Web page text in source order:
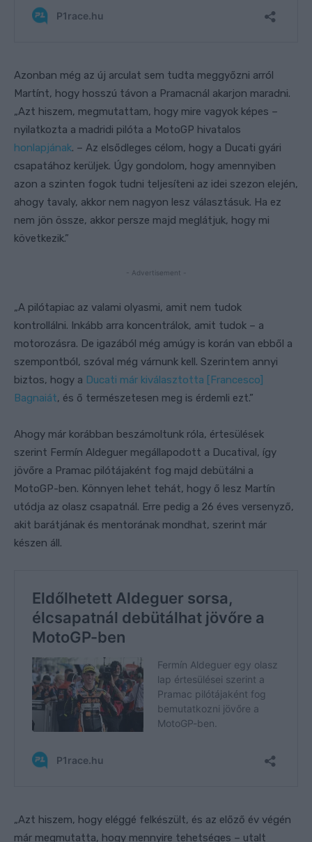
Azonban még az új arculat sem tudta meggyőzni arról
Martínt, hogy hosszú távon a Pramacnál akarjon maradni.
„Azt hiszem, megmutattam, hogy mire vagyok képes –
nyilatkozta a madridi pilóta a MotoGP hivatalos
honlapjának. – Az elsődleges célom, hogy a Ducati gyári
csapatához kerüljek. Úgy gondolom, hogy amennyiben
azon a szinten fogok tudni teljesíteni az idei szezon elején,
ahogy tavaly, akkor nem nagyon lesz választásuk. Ha ez
nem jön össze, akkor persze majd meglátjuk, hogy mi
következik.”
- Advertisement -
„A pilótapiac az valami olyasmi, amit nem tudok
kontrollálni. Inkább arra koncentrálok, amit tudok – a
motorozásra. De igazából még amúgy is korán van ebből a
szempontból, szóval még várnunk kell. Szerintem annyi
biztos, hogy a Ducati már kiválasztotta [Francesco]
Bagnaiát, és ő természetesen meg is érdemli ezt.”
Ahogy már korábban beszámoltunk róla, értesülések
szerint Fermín Aldeguer megállapodott a Ducatival, így
jövőre a Pramac pilótájaként fog majd debütálni a
MotoGP-ben. Könnyen lehet tehát, hogy ő lesz Martín
utódja az olasz csapatnál. Erre pedig a 26 éves versenyző,
akit barátjának és mentorának mondhat, szerint már
készen áll.
„Azt hiszem, hogy eléggé felkészült, és az előző év végén
már megmutatta, hogy mennyire tehetséges – utalt